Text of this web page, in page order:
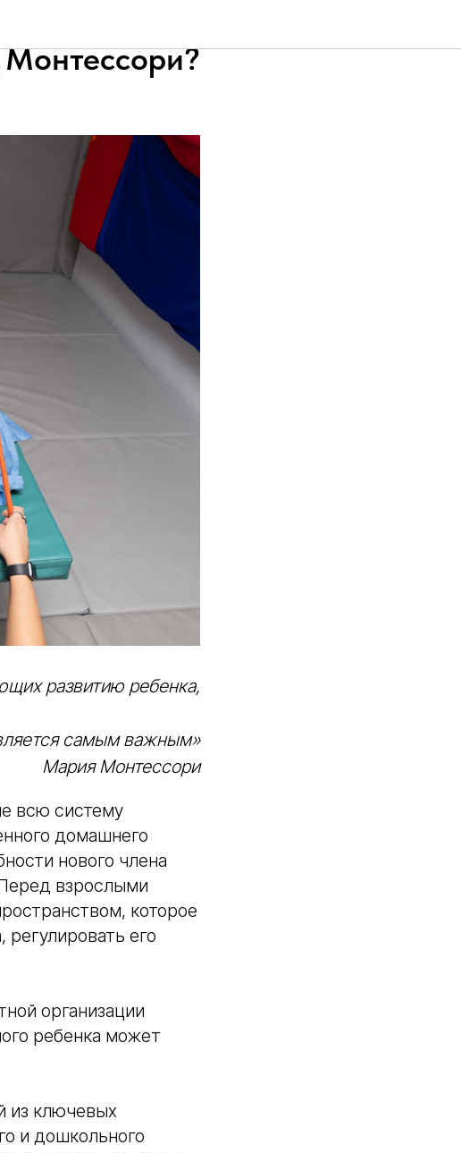
для
развитию ребенка,
самым важным»
Мария Монтессори
всю систему
домашнего
нового члена
взрослыми
которое
его
организации
ребенка может
из ключевых
и дошкольного